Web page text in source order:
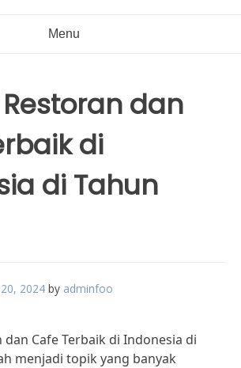
Menu
dan
di
di Tahun
2024 by adminfoo
dan Cafe Terbaik di Indonesia di
menjadi topik yang banyak